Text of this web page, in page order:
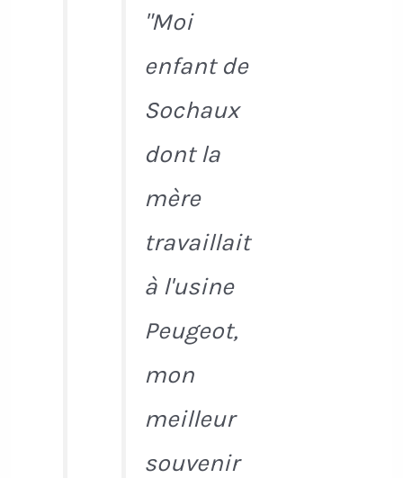
"Moi
enfant de
Sochaux
dont la
mère
travaillait
à l'usine
Peugeot,
mon
meilleur
souvenir